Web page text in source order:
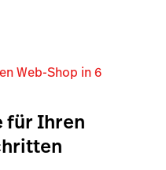
für Ihren